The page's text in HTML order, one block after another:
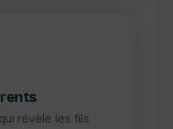
révèle les fils